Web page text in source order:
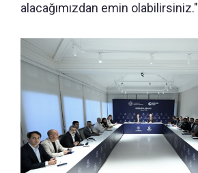
alacağımızdan emin olabilirsiniz."